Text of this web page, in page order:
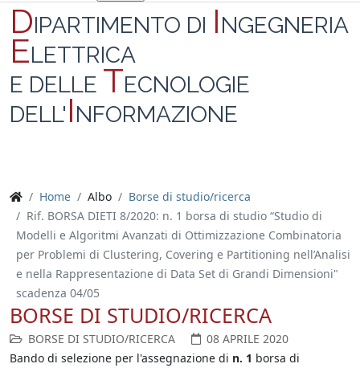
DIPARTIMENTO DI INGEGNERIA
ELETTRICA
E DELLE TECNOLOGIE
DELL'INFORMAZIONE
Home Albo
Borse di studio/ricerca
Rif. BORSA DIETI 8/2020: n. 1 borsa di studio “Studio di
Modelli e Algoritmi Avanzati di Ottimizzazione Combinatoria
per Problemi di Clustering, Covering e Partitioning nell’Analisi
e nella Rappresentazione di Data Set di Grandi Dimensioni"
scadenza 04/05
BORSE DI STUDIO/RICERCA
BORSE DI STUDIO/RICERCA
08 APRILE 2020
Bando di selezione per l'assegnazione di n. 1 borsa di